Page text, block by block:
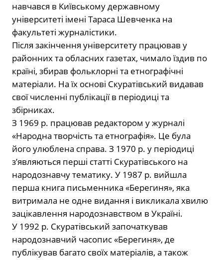
навчався в Київському державному
університеті імені Тараса Шевченка на
факультеті журналістики.
Після закінчення університету працював у
районних та обласних газетах, чимало їздив по
країні, збирав фольклорні та етнографічні
матеріали. На їх основі Скуратівський видавав
свої численні публікації в періодиці та
збірниках.
З 1969 р. працював редактором у журналі
«Народна творчість та етнографія». Це була
його улюблена справа. З 1970 р. у періодиці
з’являються перші статті Скуратівського на
народознавчу тематику. У 1987 р. вийшла
перша книга письменника «Берегиня», яка
витримала не одне видання і викликала хвилю
зацікавлення народознавством в Україні.
У 1992 р. Скуратівський започаткував
народознавчий часопис «Берегиня», де
публікував багато своїх матеріалів, а також